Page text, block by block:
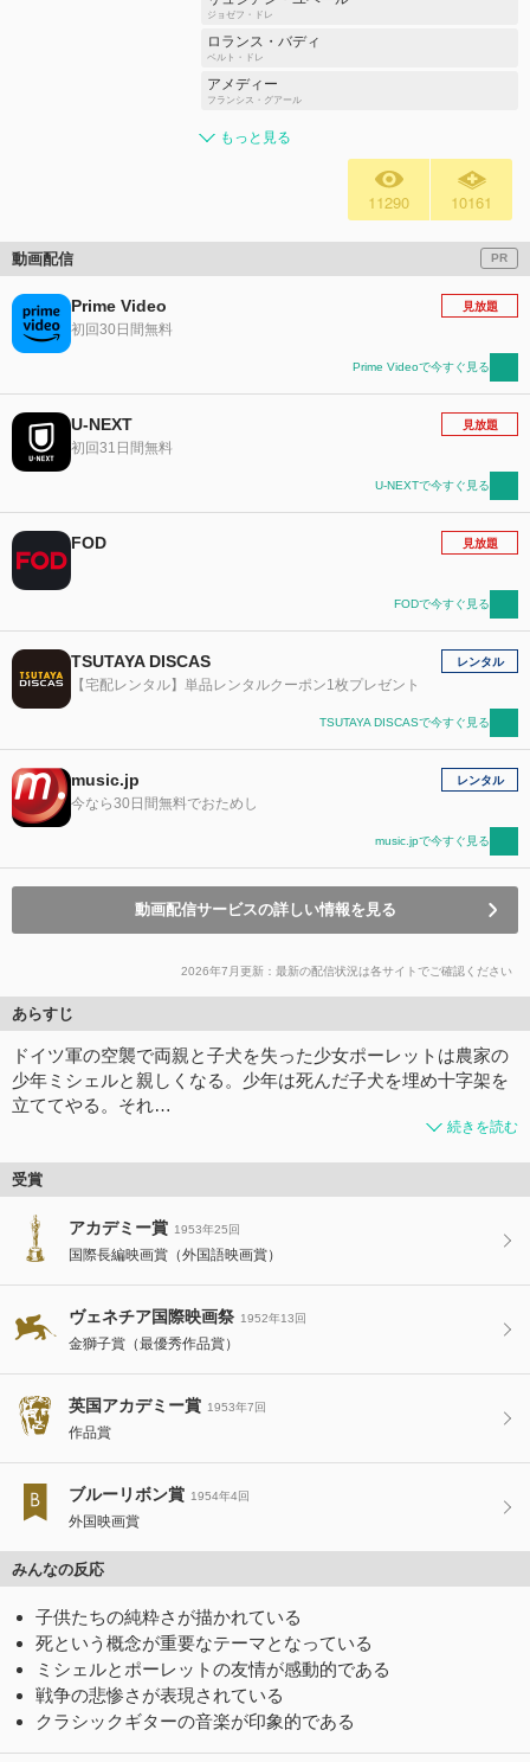
ジョゼフ・ドレ
ロランス・バディ
ベルト・ドレ
アメディー
フランシス・グアール
もっと見る
11290 10161
動画配信 PR
Prime Video
初回30日間無料
見放題
Prime Videoで今すぐ見る
U-NEXT
初回31日間無料
見放題
U-NEXTで今すぐ見る
FOD 見放題
FODで今すぐ見る
TSUTAYA DISCAS
【宅配レンタル】単品レンタルクーポン1枚プレゼント
レンタル
TSUTAYA DISCASで今すぐ見る
music.jp
今なら30日間無料でおためし
レンタル
music.jpで今すぐ見る
動画配信サービスの詳しい情報を見る
2026年7月更新：最新の配信状況は各サイトでご確認ください
あらすじ
ドイツ軍の空襲で両親と子犬を失った少女ポーレットは農家の
少年ミシェルと親しくなる。少年は死んだ子犬を埋め十字架を
立ててやる。それ…
続きを読む
受賞
アカデミー賞 1953年25回
国際長編映画賞（外国語映画賞）
ヴェネチア国際映画祭 1952年13回
金獅子賞（最優秀作品賞）
英国アカデミー賞 1953年7回
作品賞
ブルーリボン賞 1954年4回
外国映画賞
みんなの反応
子供たちの純粋さが描かれている
死という概念が重要なテーマとなっている
ミシェルとポーレットの友情が感動的である
戦争の悲惨さが表現されている
クラシックギターの音楽が印象的である